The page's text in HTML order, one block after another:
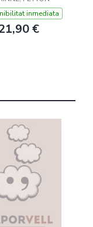
inmediata
€